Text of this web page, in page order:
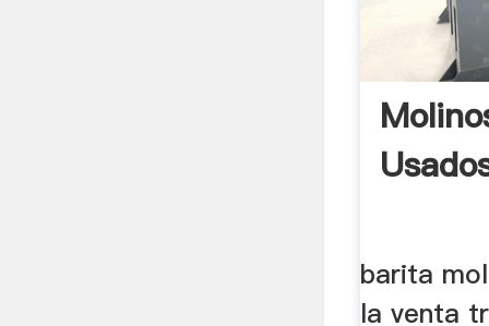
barita
la venta